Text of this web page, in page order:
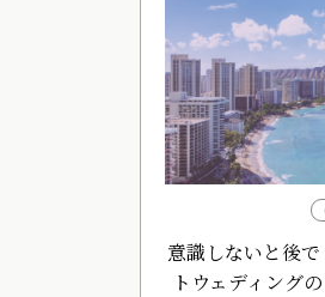
意識しないと後
トウェディング